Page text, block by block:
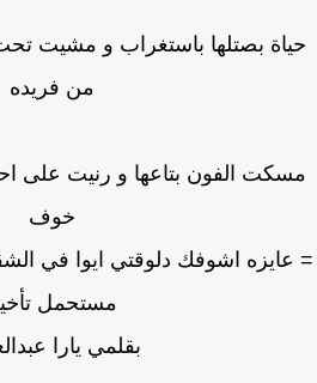
بصتلها باستغراب و مشيت تحت
من فريده
الفون بتاعها و رنيت على
خوف
اشوفك دلوقتي ايوا في
مستحمل تأخير
بقلمي يارا